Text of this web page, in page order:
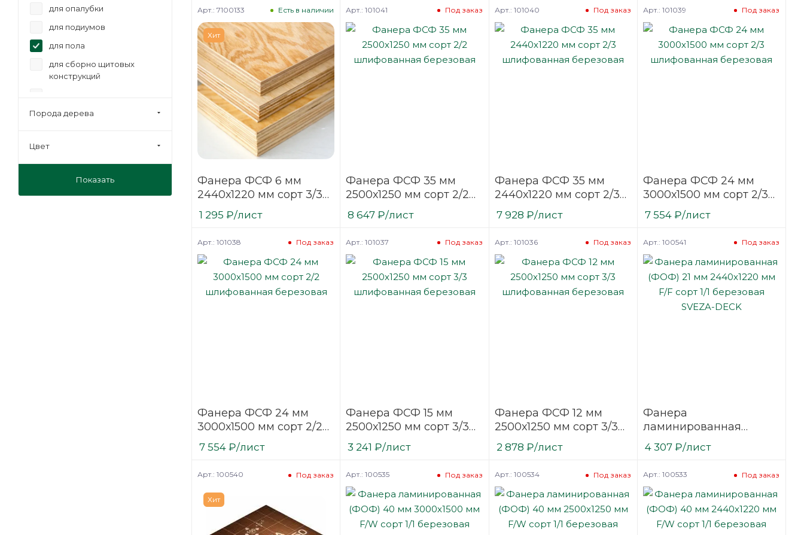
Хит
Фанера ФСФ 6 мм
2440х1220 мм сорт 3/3
нешлифованная
хвойная
Есть в наличии
Арт.: 7100133
1 295 ₽/лист
Фанера ФСФ 35 мм
2500х1250 мм сорт 2/2
шлифованная
березовая
Под заказ
Арт.: 101041
8 647 ₽/лист
Фанера ФСФ 35 мм
2440х1220 мм сорт 2/3
шлифованная
березовая
Под заказ
Арт.: 101040
7 928 ₽/лист
Фанера ФСФ 24 мм
3000х1500 мм сорт 2/3
шлифованная
березовая
Под заказ
Арт.: 101039
7 554₽/лист
Фанера ФСФ 24 мм
3000х1500 мм сорт 2/2
шлифованная
березовая
Под заказ
Арт.: 101038
7 554 ₽/лист
Фанера ФСФ 15 мм
2500х1250 мм сорт 3/3
шлифованная
березовая
Под заказ
Арт.: 101037
3 241 ₽/лист
Фанера ФСФ 12 мм
2500х1250 мм сорт 3/3
шлифованная
березовая
Под заказ
Арт.: 101036
2 878 ₽/лист
Фанера
ламинированная
(ФОФ) 21 мм 2440х1220
мм F/F сорт 1/1
Под заказ
Арт.: 100541
4 307₽/лист
Хит
Под заказ
Арт.: 100540 Под заказ
Арт.: 100535 Под заказ
Арт.: 100534 Под заказ
Арт.: 100533
для опалубки
для подиумов
для пола
для сборно щитовых
конструкций
для сценического
для фургонов и прицепов
мебельная
на лаги
Порода дерева
Цвет
Показать